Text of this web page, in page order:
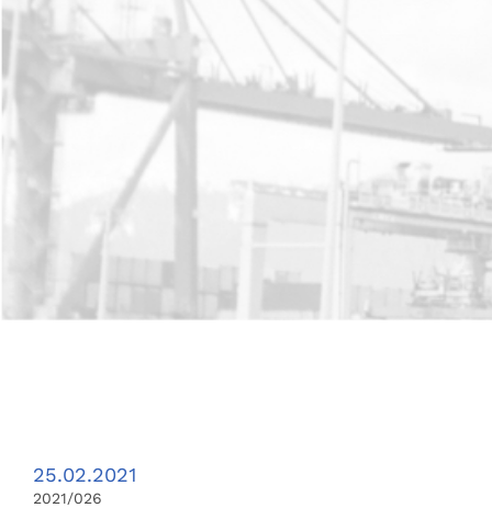
25.02.2021
2021/026